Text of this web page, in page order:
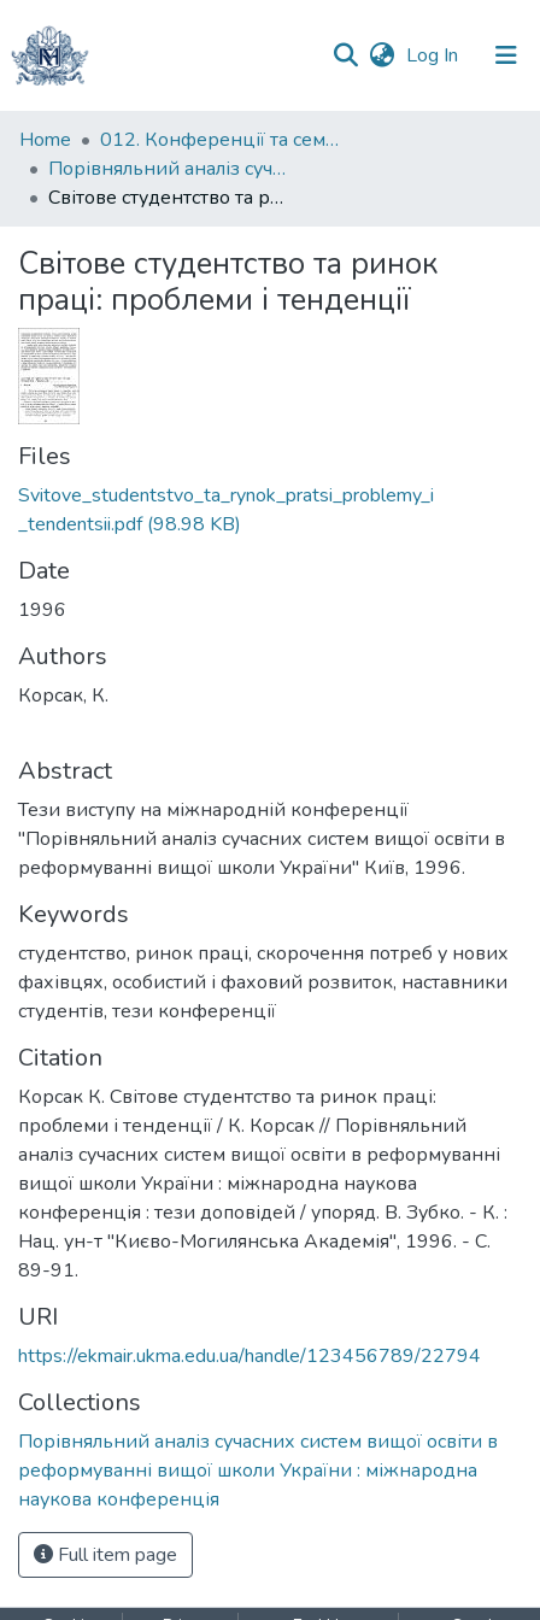
Log In (current)
Communities
&
Collections
Statistics
Home
012. Конференції та семінари НаУКМА
Порівняльний аналіз сучасних систем вищої освіти в реформуванні вищої школи України : міжнародна наукова конференція
Світове студентство та ринок праці: проблеми і тенденції
Світове студентство та ринок
праці: проблеми і тенденції
Files
Svitove_studentstvo_ta_rynok_pratsi_problemy_i
_tendentsii.pdf(98.98 KB)
Date
1996
Authors
Корсак, К.
Abstract
Тези виступу на міжнародній конференції
"Порівняльний аналіз сучасних систем вищої освіти в
реформуванні вищої школи України" Київ, 1996.
Keywords
студентство, ринок праці, скорочення потреб у нових
фахівцях, особистий і фаховий розвиток, наставники
студентів, тези конференції
Citation
Корсак К. Світове студентство та ринок праці:
проблеми і тенденції / К. Корсак // Порівняльний
аналіз сучасних систем вищої освіти в реформуванні
вищої школи України : міжнародна наукова
конференція : тези доповідей / упоряд. В. Зубко. - К. :
Нац. ун-т "Києво-Могилянська Академія", 1996. - С.
89-91.
URI
https://ekmair.ukma.edu.ua/handle/123456789/22794
Collections
Порівняльний аналіз сучасних систем вищої освіти в
реформуванні вищої школи України : міжнародна
наукова конференція
Full item page